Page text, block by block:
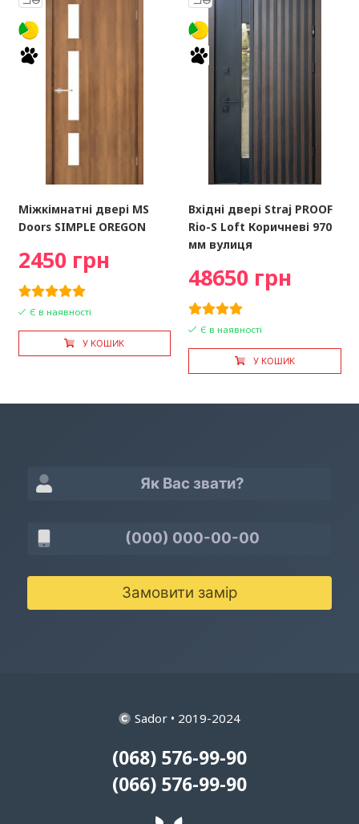
Міжкімнатні двері MS
Doors SIMPLE OREGON
2450 грн
Є в наявності
У КОШИК
Вхідні двері Straj PROOF
Rio-S Loft Коричневі 970
мм вулиця
48650 грн
Є в наявності
У КОШИК
Замовити замір
Sador • 2019-2024
(068) 576-99-90
(066) 576-99-90